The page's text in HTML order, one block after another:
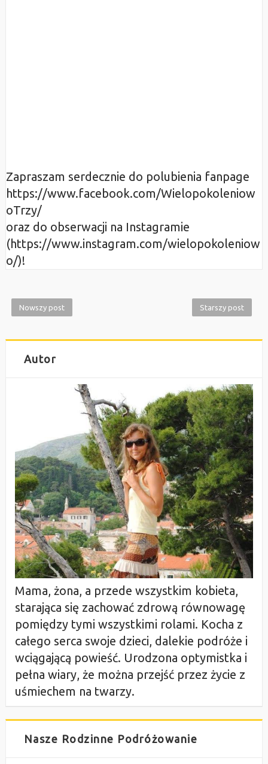
Zapraszam serdecznie do polubienia fanpage
https://www.facebook.com/Wielopokoleniow
oTrzy/
oraz do obserwacji na Instagramie
(https://www.instagram.com/wielopokoleniow
o/)!
Nowszy post Starszy post
Autor
Mama, żona, a przede wszystkim kobieta,
starająca się zachować zdrową równowagę
pomiędzy tymi wszystkimi rolami. Kocha z
całego serca swoje dzieci, dalekie podróże i
wciągającą powieść. Urodzona optymistka i
pełna wiary, że można przejść przez życie z
uśmiechem na twarzy.
Nasze Rodzinne Podróżowanie